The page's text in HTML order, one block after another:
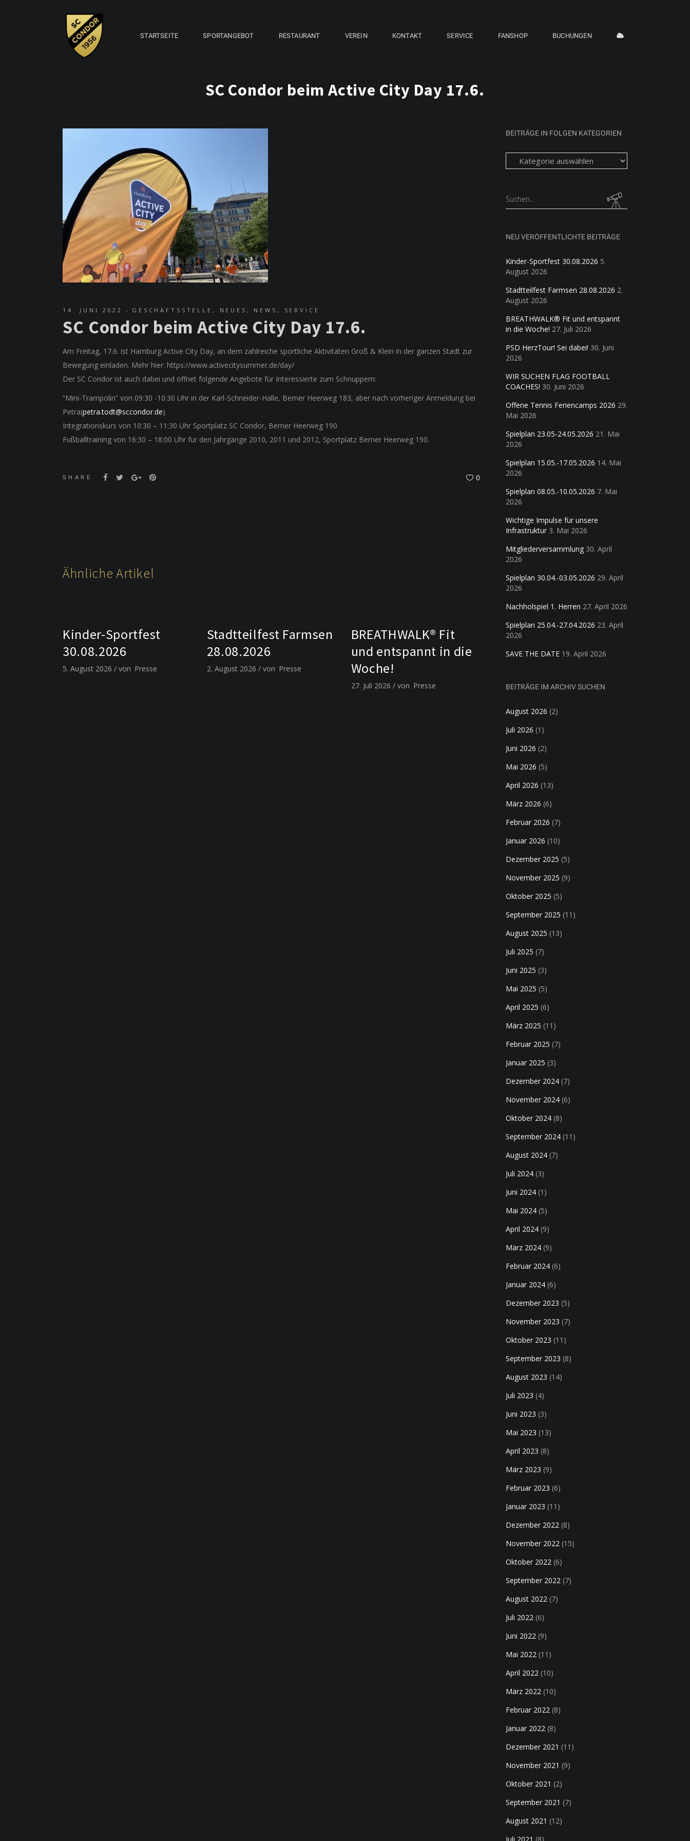
STARTSEITE SPORTANGEBOT RESTAURANT VEREIN KONTAKT SERVICE FANSHOP BUCHUNGEN
SC Condor beim Active City Day 17.6.
14. JUNI 2022 GESCHÄFTSSTELLE , NEUES , NEWS , SERVICE
SC Condor beim Active City Day 17.6.
Am Freitag, 17.6. ist Hamburg Active City Day, an dem zahlreiche sportliche Aktivitäten Groß & Klein in der ganzen Stadt zur
Bewegung einladen. Mehr hier: https://www.activecitysummer.de/day/
Der SC Condor ist auch dabei und öffnet folgende Angebote für Interessierte zum Schnuppern:
“Mini-Trampolin” von 09:30 -10:30 Uhr in der Karl-Schneider-Halle, Berner Heerweg 183, aber nach vorheriger Anmeldung bei
Petra(petra.todt@sccondor.de)
Integrationskurs von 10:30 – 11:30 Uhr Sportplatz SC Condor, Berner Heerweg 190
Fußballtraining von 16:30 – 18:00 Uhr für den Jahrgänge 2010, 2011 und 2012, Sportplatz Berner Heerweg 190.
SHARE 0
Ähnliche Artikel
Kinder-Sportfest
30.08.2026
5. August 2026 von Presse
Stadtteilfest Farmsen
28.08.2026
2. August 2026 von Presse
BREATHWALK® Fit
und entspannt in die
Woche!
27. Juli 2026 von Presse
BEITRÄGE IN FOLGEN KATEGORIEN
Beiträge
in
Kategorien
Search
for:
NEU VERÖFFENTLICHTE BEITRÄGE
Kinder-Sportfest 30.08.2026 5.
August 2026
Stadtteilfest Farmsen 28.08.2026 2.
August 2026
BREATHWALK® Fit und entspannt
in die Woche! 27. Juli 2026
PSD HerzTour! Sei dabei! 30. Juni
2026
WIR SUCHEN FLAG FOOTBALL
COACHES! 30. Juni 2026
Offene Tennis Feriencamps 2026 29.
Mai 2026
Spielplan 23.05-24.05.2026 21. Mai
2026
Spielplan 15.05.-17.05.2026 14. Mai
2026
Spielplan 08.05.-10.05.2026 7. Mai
2026
Wichtige Impulse für unsere
Infrastruktur 3. Mai 2026
Mitgliederversammlung 30. April
2026
Spielplan 30.04.-03.05.2026 29. April
2026
Nachholspiel 1. Herren 27. April 2026
Spielplan 25.04.-27.04.2026 23. April
2026
SAVE THE DATE 19. April 2026
BEITRÄGE IM ARCHIV SUCHEN
August 2026 (2)
Juli 2026 (1)
Juni 2026 (2)
Mai 2026 (5)
April 2026 (13)
März 2026 (6)
Februar 2026 (7)
Januar 2026 (10)
Dezember 2025 (5)
November 2025 (9)
Oktober 2025 (5)
September 2025 (11)
August 2025 (13)
Juli 2025 (7)
Juni 2025 (3)
Mai 2025 (5)
April 2025 (6)
März 2025 (11)
Februar 2025 (7)
Januar 2025 (3)
Dezember 2024(7)
November 2024(6)
Oktober 2024(8)
September 2024(11)
August 2024(7)
Juli 2024(3)
Juni 2024(1)
Mai 2024(5)
April 2024(9)
März 2024(9)
Februar 2024(6)
Januar 2024(6)
Dezember 2023 (5)
November 2023 (7)
Oktober 2023 (11)
September 2023 (8)
August 2023 (14)
Juli 2023 (4)
Juni 2023 (3)
Mai 2023 (13)
April 2023 (8)
März 2023 (9)
Februar 2023 (6)
Januar 2023 (11)
Dezember 2022(8)
November 2022(15)
Oktober 2022(6)
September 2022(7)
August 2022(7)
Juli 2022(6)
Juni 2022(9)
Mai 2022(11)
April 2022(10)
März 2022(10)
Februar 2022(8)
Januar 2022(8)
Dezember 2021 (11)
November 2021 (9)
Oktober 2021 (2)
September 2021 (7)
August 2021 (12)